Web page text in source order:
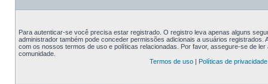
Para autenticar-se você precisa estar registrado. O registro leva apenas alguns
administrador também pode conceder permissões adicionais a usuários registrados.
com os nossos termos de uso e políticas relacionadas. Por favor, assegure-se de
comunidade.
Termos de uso | Políticas de privacidade